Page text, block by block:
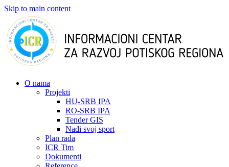
Skip to main content
О nama
Projekti
HU-SRB IPA
RO-SRB IPA
Tender GIS
Nađi svoj sport
Plan rada
ICR Tim
Dokumenti